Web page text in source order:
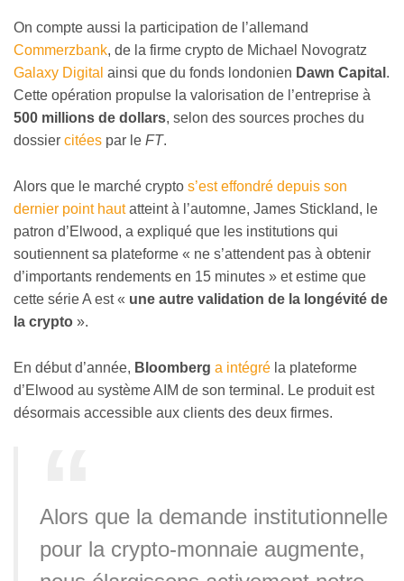
On compte aussi la participation de l’allemand
Commerzbank, de la firme crypto de Michael Novogratz
Galaxy Digital ainsi que du fonds londonien Dawn Capital .
Cette opération propulse la valorisation de l’entreprise à
500 millions de dollars, selon des sources proches du
dossier citées par le FT.
Alors que le marché crypto s’est effondré depuis son
dernier point hautatteint à l’automne, James Stickland, le
patron d’Elwood, a expliqué que les institutions qui
soutiennent sa plateforme « ne s’attendent pas à obtenir
d’importants rendements en 15 minutes » et estime que
cette série A est « une autre validation de la longévité de
la crypto ».
En début d’année, Bloomberg a intégré la plateforme
d’Elwood au système AIM de son terminal. Le produit est
désormais accessible aux clients des deux firmes.
Alors que la demande institutionnelle
pour la crypto-monnaie augmente,